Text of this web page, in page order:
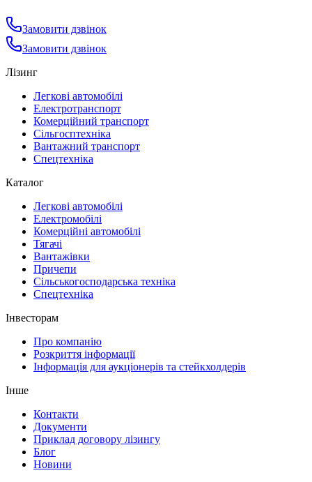
Замовити дзвінок
Замовити дзвінок
Лізинг
Легкові автомобілі
Електротранспорт
Комерційний транспорт
Сільгосптехніка
Вантажний транспорт
Спецтехніка
Каталог
Легкові автомобілі
Електромобілі
Комерційні автомобілі
Тягачі
Вантажівки
Причепи
Сільськогосподарська техніка
Спецтехніка
Інвесторам
Про компанію
Розкриття інформації
Інформація для аукціонерів та стейкхолдерів
Інше
Контакти
Документи
Приклад договору лізингу
Блог
Новини